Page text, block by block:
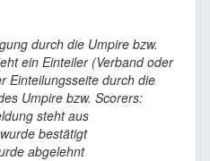
durch die Umpire bzw.
ein Einteiler (Verband oder
Einteilungsseite durch die
Umpire bzw. Scorers:
steht aus
bestätigt
abgelehnt